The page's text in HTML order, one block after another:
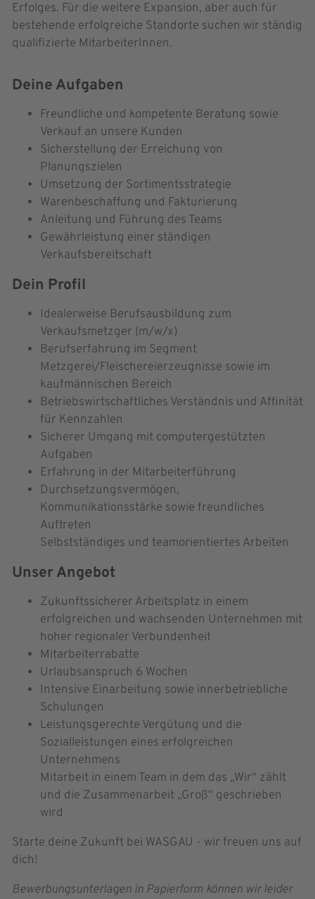
Erfolges. Für die weitere Expansion, aber auch für
bestehende erfolgreiche Standorte suchen wir ständig
qualifizierte MitarbeiterInnen.
Deine Aufgaben
Freundliche und kompetente Beratung sowie
Verkauf an unsere Kunden
Sicherstellung der Erreichung von
Planungszielen
Umsetzung der Sortimentsstrategie
Warenbeschaffung und Fakturierung
Anleitung und Führung des Teams
Gewährleistung einer ständigen
Verkaufsbereitschaft
Dein Profil
Idealerweise Berufsausbildung zum
Verkaufsmetzger (m/w/x)
Berufserfahrung im Segment
Metzgerei/Fleischereierzeugnisse sowie im
kaufmännischen Bereich
Betriebswirtschaftliches Verständnis und Affinität
für Kennzahlen
Sicherer Umgang mit computergestützten
Aufgaben
Erfahrung in der Mitarbeiterführung
Durchsetzungsvermögen,
Kommunikationsstärke sowie freundliches
Auftreten
Selbstständiges und teamorientiertes Arbeiten
Unser Angebot
Zukunftssicherer Arbeitsplatz in einem
erfolgreichen und wachsenden Unternehmen mit
hoher regionaler Verbundenheit
Mitarbeiterrabatte
Urlaubsanspruch 6 Wochen
Intensive Einarbeitung sowie innerbetriebliche
Schulungen
Leistungsgerechte Vergütung und die
Sozialleistungen eines erfolgreichen
Unternehmens
Mitarbeit in einem Team in dem das „Wir“ zählt
und die Zusammenarbeit „Groß“ geschrieben
wird
Starte deine Zukunft bei WASGAU - wir freuen uns auf
dich!
Bewerbungsunterlagen in Papierform können wir leider